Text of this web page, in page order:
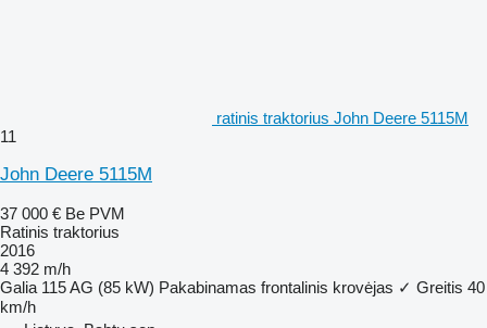
ratinis traktorius John Deere 5115M
11
John Deere 5115M
37 000 € Be PVM
Ratinis traktorius
2016
4 392 m/h
Galia 115 AG (85 kW) Pakabinamas frontalinis krovėjas ✓ Greitis 40
km/h